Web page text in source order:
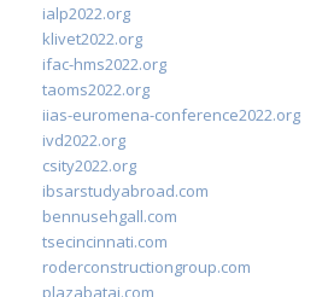
ialp2022.org
klivet2022.org
ifac-hms2022.org
taoms2022.org
iias-euromena-conference2022.org
ivd2022.org
csity2022.org
ibsarstudyabroad.com
bennusehgall.com
tsecincinnati.com
roderconstructiongroup.com
plazabatai.com